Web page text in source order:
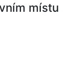
místu